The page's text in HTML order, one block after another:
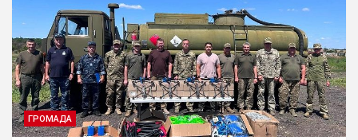
ГРОМАДА